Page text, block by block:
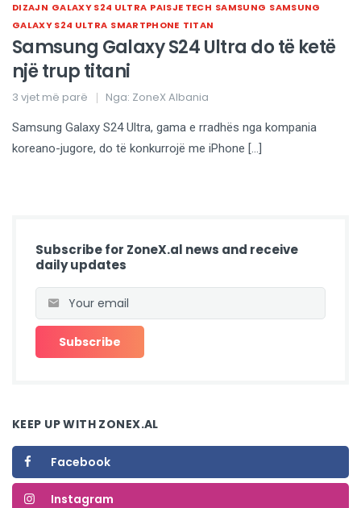
DIZAJN GALAXY S24 ULTRA PAISJE TECH SAMSUNG SAMSUNG
GALAXY S24 ULTRA SMARTPHONE TITAN
Samsung Galaxy S24 Ultra do të ketë
një trup titani
3 vjet më parë Nga: ZoneX Albania
Samsung Galaxy S24 Ultra, gama e rradhës nga kompania
koreano-jugore, do të konkurrojë me iPhone […]
Subscribe for ZoneX.al news and receive
daily updates
KEEP UP WITH ZONEX.AL
Facebook
Instagram